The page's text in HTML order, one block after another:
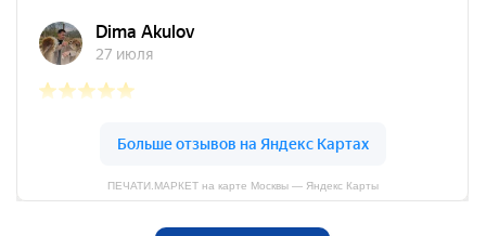
Спиртовая краска NORIS
ПЕЧАТИ.МАРКЕТ на карте Москвы — Яндекс Карты